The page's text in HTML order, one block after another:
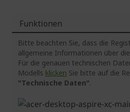
Funktionen
Bitte beachten Sie, dass die
allgemeine Informationen über
Für die genauen technischen
Modells klicken Sie bitte auf die
"Technische Daten".